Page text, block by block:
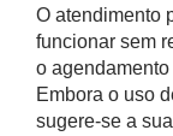
O atendimento
funcionar sem
o agendamento
Embora o uso
sugere-se a